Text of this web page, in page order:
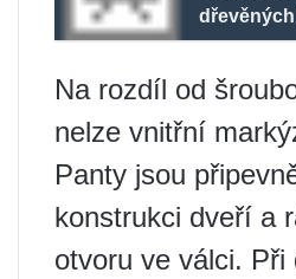
Na rozdíl od
nelze vnitřní
Panty jsou
konstrukci dveří a
otvoru ve válci. Při